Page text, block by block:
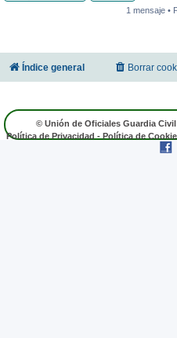
1 mensaje •
Índice general Borrar
© Unión de Oficiales Guardia
Política de Privacidad - Política de